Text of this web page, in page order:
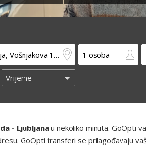
- Ljubljana u nekoliko minuta. GoOpti
GoOpti transferi se prilagođavaju